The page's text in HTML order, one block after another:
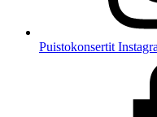
Puistokonsertit